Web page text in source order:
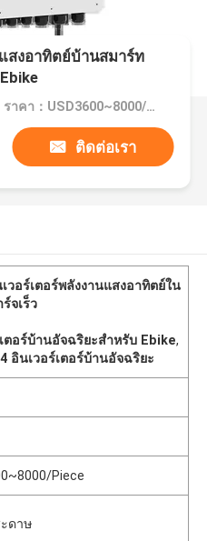
สงอาทิตย์บ้านสมาร์ท
ราคา：USD3600~8000/Piece
ติดต่อเรา
วอร์เตอร์พลังงานแสงอาทิตย์ใน
จเร็ว
ตอร์บ้านอัจฉริยะสำหรับ Ebike,
อินเวอร์เตอร์บ้านอัจฉริยะ
Piece
ดาษ